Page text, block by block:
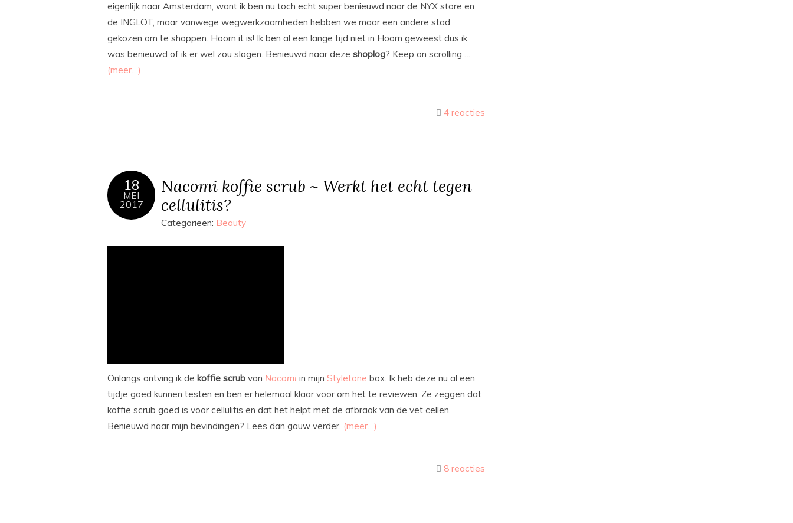
eigenlijk naar Amsterdam, want ik ben nu toch echt super benieuwd naar de NYX store en
de INGLOT, maar vanwege wegwerkzaamheden hebben we maar een andere stad
gekozen om te shoppen. Hoorn it is! Ik ben al een lange tijd niet in Hoorn geweest dus ik
was benieuwd of ik er wel zou slagen. Benieuwd naar deze shoplog? Keep on scrolling….
(meer…)
4 reacties
18
MEI
2017
Nacomi koffie scrub ~ Werkt het echt tegen
cellulitis?
Categorieën: Beauty
Onlangs ontving ik de koffie scrub van Nacomi in mijn Styletone box. Ik heb deze nu al een
tijdje goed kunnen testen en ben er helemaal klaar voor om het te reviewen. Ze zeggen dat
koffie scrub goed is voor cellulitis en dat het helpt met de afbraak van de vet cellen.
Benieuwd naar mijn bevindingen? Lees dan gauw verder. (meer…)
8 reacties